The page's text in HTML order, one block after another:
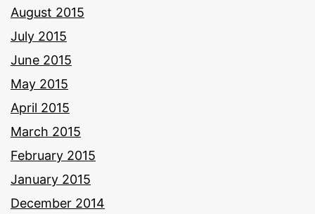
August 2015
July 2015
June 2015
May 2015
April 2015
March 2015
February 2015
January 2015
December 2014